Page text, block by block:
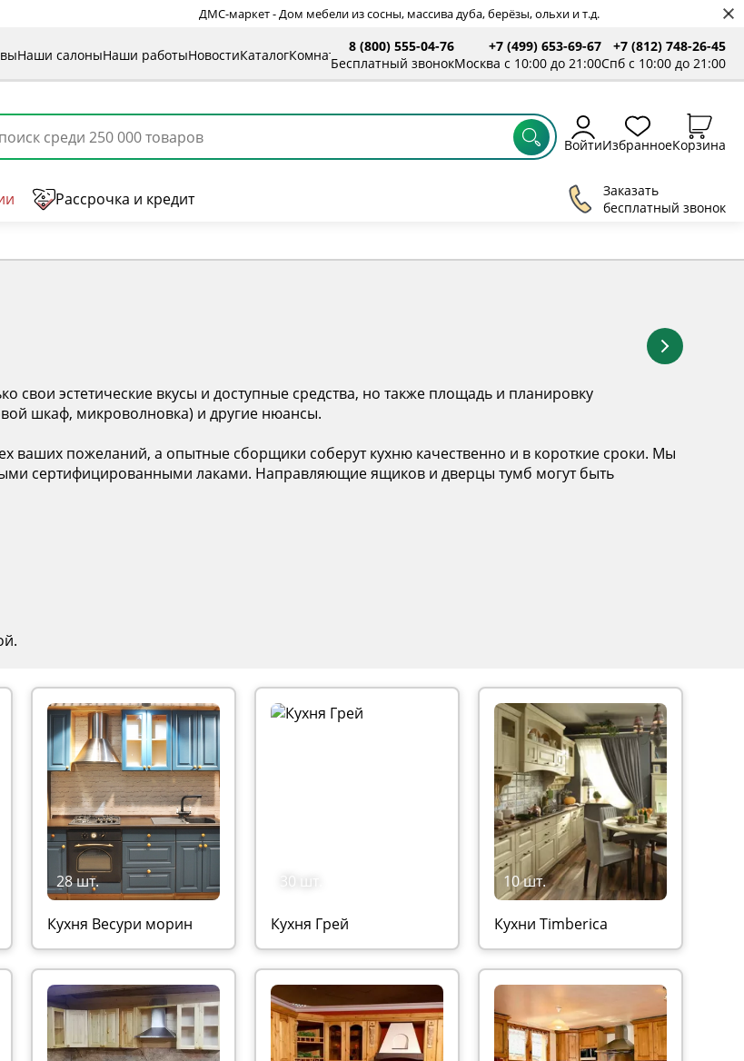
ДМС-маркет - Дом мебели из сосны, массива дуба, берёзы, ольхи и т.д.
Наши салоныНаши работыНовостиКаталогКомнаты
8 (800) 555-04-76
Бесплатный звонок
+7 (499) 653-69-67
Москва с 10:00 до 21:00
+7 (812) 748-26-45
Спб с 10:00 до 21:00
ВойтиИзбранноеКорзина
Рассрочка и кредит
Заказать
бесплатный звонок
свои эстетические вкусы и доступные средства, но также площадь и планировку
шкаф, микроволновка) и другие нюансы.
ваших пожеланий, а опытные сборщики соберут кухню качественно и в короткие сроки. Мы
сертифицированными лаками. Направляющие ящиков и дверцы тумб могут быть
28 шт.
Кухня Весури морин
30 шт.
Кухня Грей
10 шт.
Кухни Timberica